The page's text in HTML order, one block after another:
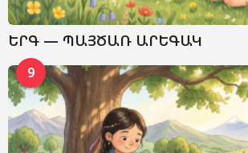
ԵՐԳ — ՊԱՅԾԱՌ ԱՐԵԳԱԿ
9